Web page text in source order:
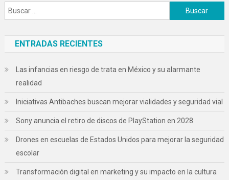
Buscar:
ENTRADAS RECIENTES
Las infancias en riesgo de trata en México y su alarmante
realidad
Iniciativas Antibaches buscan mejorar vialidades y seguridad vial
Sony anuncia el retiro de discos de PlayStation en 2028
Drones en escuelas de Estados Unidos para mejorar la seguridad
escolar
Transformación digital en marketing y su impacto en la cultura